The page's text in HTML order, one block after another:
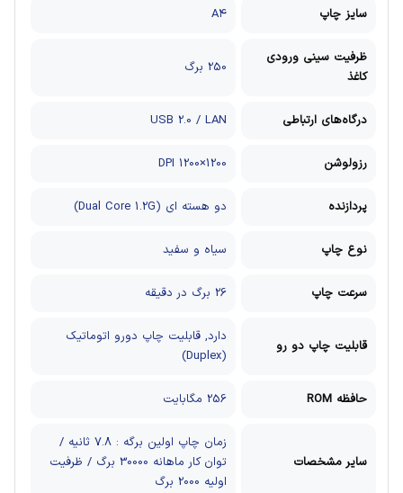
سایز چاپ A۴
ظرفیت سینی ورودی
کاغذ
250 برگ
درگاه‌های ارتباطی USB 2.0 / LAN
رزولوشن 1200×1200 DPI
پردازنده دو هسته ای (Dual Core 1.2G)
نوع چاپ سیاه و سفید
سرعت چاپ 26 برگ در دقیقه
قابلیت چاپ دو رو
دارد, قابلیت چاپ دورو اتوماتیک
(Duplex)
حافظه ROM 256 مگابایت
سایر مشخصات
زمان چاپ اولین برگه : 7.8 ثانیه /
توان کار ماهانه 30000 برگ / ظرفیت
اولیه 2000 برگ